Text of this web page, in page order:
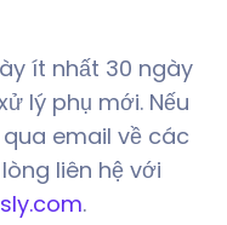
ít nhất 30 ngày
lý phụ mới. Nếu
email về các
liên hệ với
.